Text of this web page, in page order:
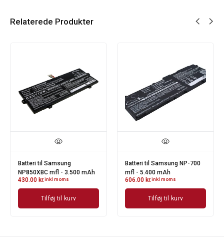
Relaterede Produkter
mfl - 3.500 mAh
moms
Batteri til Samsung NP-700
mfl - 5.400 mAh
inkl moms
Batteri til